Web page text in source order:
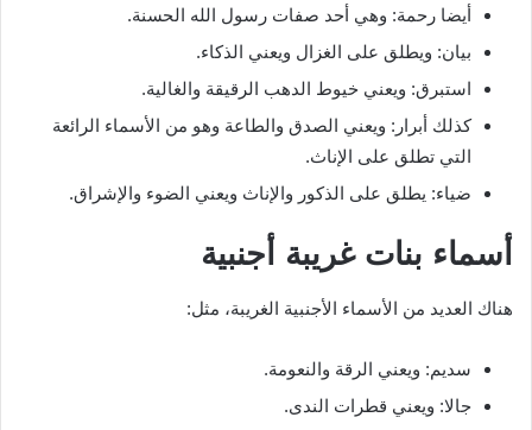
أيضا رحمة: وهي أحد صفات رسول الله الحسنة.
بيان: ويطلق على الغزال ويعني الذكاء.
استبرق: ويعني خيوط الدهب الرقيقة والغالية.
كذلك أبرار: ويعني الصدق والطاعة وهو من الأسماء الرائعة
التي تطلق على الإناث.
ضياء: يطلق على الذكور والإناث ويعني الضوء والإشراق.
أسماء بنات غريبة أجنبية
هناك العديد من الأسماء الأجنبية الغريبة، مثل:
سديم: ويعني الرقة والنعومة.
جالا: ويعني قطرات الندى.